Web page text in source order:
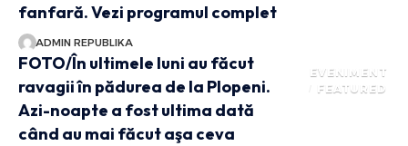
fanfară. Vezi programul complet
ADMIN REPUBLIKA
EVENIMENT
FEATURED
FOTO/În ultimele luni au făcut
ravagii în pădurea de la Plopeni.
Azi-noapte a fost ultima dată
când au mai făcut aşa ceva